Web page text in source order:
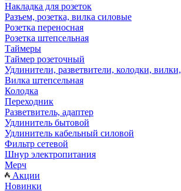
Накладка для розеток
Разъем, розетка, вилка силовые
Розетка переносная
Розетка штепсельная
Таймеры
Таймер розеточный
Удлинители, разветвители, колодки,
Вилка штепсельная
Колодка
Переходник
Разветвитель, адаптер
Удлинитель бытовой
Удлинитель кабельный силовой
Фильтр сетевой
Шнур электропитания
Мерч
Акции
Новинки